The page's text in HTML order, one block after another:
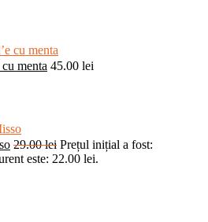
menta 45.00 lei
29.00lei Prețul inițial a fost:
este: 22.00 lei.